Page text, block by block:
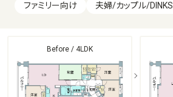
Before / 4LDK
ファミリー向け 夫婦/カップル/DINKS